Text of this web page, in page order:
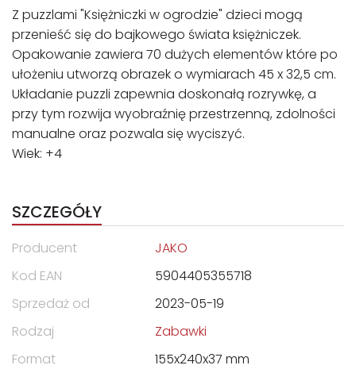
Z puzzlami "Księżniczki w ogrodzie" dzieci mogą
przenieść się do bajkowego świata księżniczek.
Opakowanie zawiera 70 dużych elementów które po
ułożeniu utworzą obrazek o wymiarach 45 x 32,5 cm.
Układanie puzzli zapewnia doskonałą rozrywkę, a
przy tym rozwija wyobraźnię przestrzenną, zdolności
manualne oraz pozwala się wyciszyć.
Wiek: +4
SZCZEGÓŁY
Producent
JAKO
Kod EAN
5904405355718
Sprzedaż od
2023-05-19
Rodzaj
Zabawki
Format
155x240x37 mm